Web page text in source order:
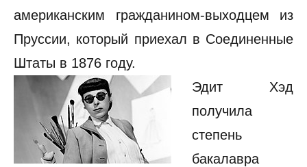
американским гражданином-выходцем из
Пруссии, который приехал в Соединенные
Штаты в 1876 году.
Эдит Хэд
получила
степень
бакалавра